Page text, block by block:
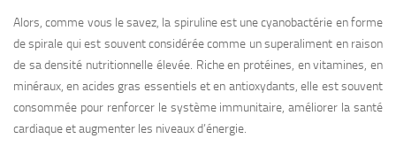
Alors, comme vous le savez, la spiruline est une cyanobactérie en forme
de spirale qui est souvent considérée comme un superaliment en raison
de sa densité nutritionnelle élevée. Riche en protéines, en vitamines, en
minéraux, en acides gras essentiels et en antioxydants, elle est souvent
consommée pour renforcer le système immunitaire, améliorer la santé
cardiaque et augmenter les niveaux d’énergie.